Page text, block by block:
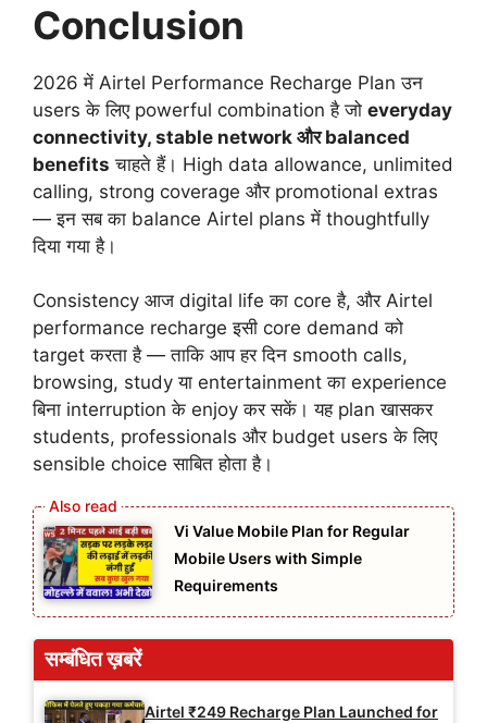
Conclusion
2026 में Airtel Performance Recharge Plan उन
users के लिए powerful combination है जो everyday
connectivity, stable network और balanced
benefits चाहते हैं। High data allowance, unlimited
calling, strong coverage और promotional extras
— इन सब का balance Airtel plans में thoughtfully
दिया गया है।
Consistency आज digital life का core है, और Airtel
performance recharge इसी core demand को
target करता है — ताकि आप हर दिन smooth calls,
browsing, study या entertainment का experience
बिना interruption के enjoy कर सकें। यह plan खासकर
students, professionals और budget users के लिए
sensible choice साबित होता है।
Vi Value Mobile Plan for Regular
Mobile Users with Simple
Requirements
सम्बंधित ख़बरें
Airtel ₹249 Recharge Plan Launched for